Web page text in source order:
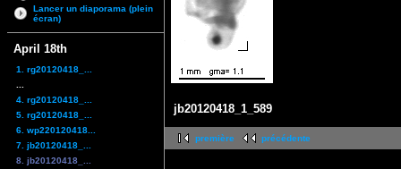
Lancer un diaporama (plein
écran)
April 18th
1. rg20120418_...
4. rg20120418_...
5. rg20120418_...
6. wp220120418...
7. jb20120418_...
8. jb20120418_...
jb20120418_1_589
première précédente